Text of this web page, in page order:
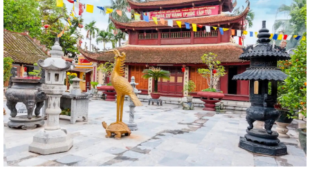
động của bộ máy chính quyền cơ...
TUỔI TRẺ PHƯỜNG HỒNG BÀNG TỔ CHỨC CHƯƠNG TRÌNH NÓI
CHUYỆN TRUYỀN THỐNG NHÂN KỶ NIỆM 79 NĂM NGÀY...
Đồng chí Nguyễn Văn Tuấn, Bí thư Đảng ủy phường Hồng Bàng được
Chủ tịch UBND thành phố tặng Bằng...
Đoàn lãnh đạo Đảng uỷ - HĐND - UBND - UBMTQ Việt Nam phường
Hồng Bàng thăm và tặng quà các gia đình...
PHƯỜNG HỒNG BÀNG PHỐI HỢP VỚI CÁC ĐƠN VỊ, DOANH NGHIỆP VÀ